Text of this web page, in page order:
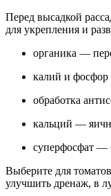
Перед высадкой
для укрепления и
органика —
калий и
обработка
кальций —
суперфосфат —
Выберите для
улучшить дренаж, в